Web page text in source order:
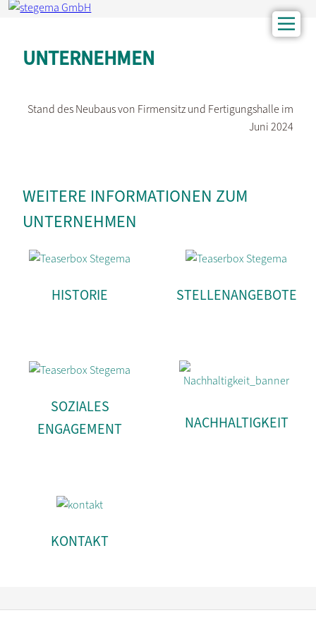
UNTERNEHMEN
Stand des Neubaus von Firmensitz und Fertigungshalle im
Juni 2024
WEITERE INFORMATIONEN ZUM
UNTERNEHMEN
HISTORIE STELLENANGEBOTE
SOZIALES
ENGAGEMENT
NACHHALTIGKEIT
KONTAKT